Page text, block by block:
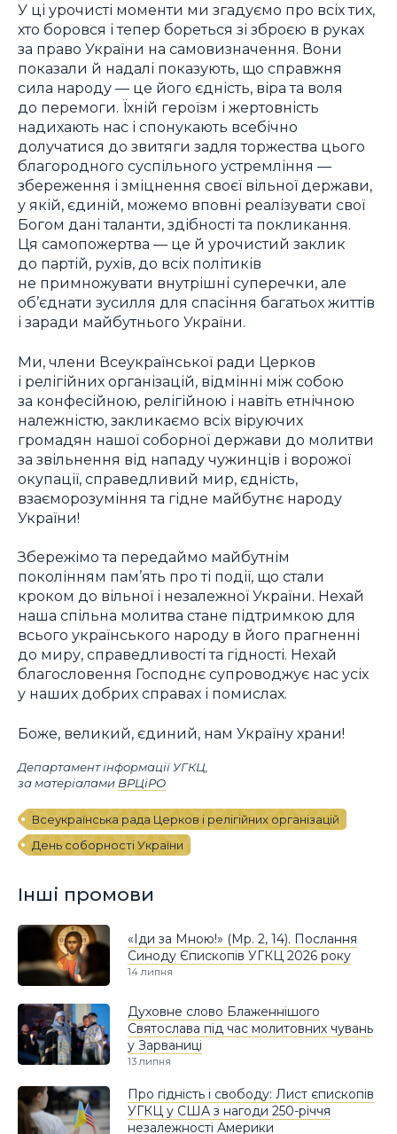
У ці урочисті моменти ми згадуємо про всіх тих,
хто боровся і тепер бореться зі зброєю в руках
за право України на самовизначення. Вони
показали й надалі показують, що справжня
сила народу — це його єдність, віра та воля
до перемоги. Їхній героїзм і жертовність
надихають нас і спонукають всебічно
долучатися до звитяги задля торжества цього
благородного суспільного устремління —
збереження і зміцнення своєї вільної держави,
у якій, єдиній, можемо вповні реалізувати свої
Богом дані таланти, здібності та покликання.
Ця самопожертва — це й урочистий заклик
до партій, рухів, до всіх політиків
не примножувати внутрішні суперечки, але
об’єднати зусилля для спасіння багатьох життів
і заради майбутнього України.
Ми, члени Всеукраїнської ради Церков
і релігійних організацій, відмінні між собою
за конфесійною, релігійною і навіть етнічною
належністю, закликаємо всіх віруючих
громадян нашої соборної держави до молитви
за звільнення від нападу чужинців і ворожої
окупації, справедливий мир, єдність,
взаєморозуміння та гідне майбутнє народу
України!
Збережімо та передаймо майбутнім
поколінням пам’ять про ті події, що стали
кроком до вільної і незалежної України. Нехай
наша спільна молитва стане підтримкою для
всього українського народу в його прагненні
до миру, справедливості та гідності. Нехай
благословення Господнє супроводжує нас усіх
у наших добрих справах і помислах.
Боже, великий, єдиний, нам Україну храни!
Департамент інформації УГКЦ,
за матеріалами ВРЦіРО
Всеукраїнська рада Церков і релігійних організацій
День соборності України
Інші промови
«Іди за Мною!» (Мр. 2, 14). Послання
Синоду Єпископів УГКЦ 2026 року
14 липня
Духовне слово Блаженнішого
Святослава під час молитовних чувань
у Зарваниці
13 липня
Про гідність і свободу: Лист єпископів
УГКЦ у США з нагоди 250-річчя
незалежності Америки